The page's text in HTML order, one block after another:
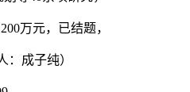
200万元，已结题，
：成子纯）